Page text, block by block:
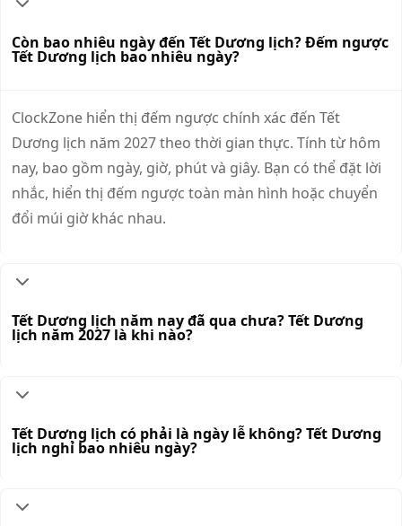
Còn bao nhiêu ngày đến Tết Dương lịch? Đếm ngược
Tết Dương lịch bao nhiêu ngày?
ClockZone hiển thị đếm ngược chính xác đến Tết
Dương lịch năm 2027 theo thời gian thực. Tính từ hôm
nay, bao gồm ngày, giờ, phút và giây. Bạn có thể đặt lời
nhắc, hiển thị đếm ngược toàn màn hình hoặc chuyển
đổi múi giờ khác nhau.
Tết Dương lịch năm nay đã qua chưa? Tết Dương
lịch năm 2027 là khi nào?
Tết Dương lịch có phải là ngày lễ không? Tết Dương
lịch nghỉ bao nhiêu ngày?